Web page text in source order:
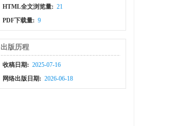
HTML全文浏览量: 21
PDF下载量: 9
出版历程
收稿日期: 2025-07-16
网络出版日期: 2026-06-18